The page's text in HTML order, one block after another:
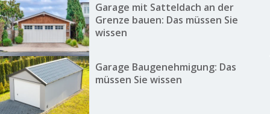
Garage mit Satteldach an der
Grenze bauen: Das müssen Sie
wissen
Garage Baugenehmigung: Das
müssen Sie wissen